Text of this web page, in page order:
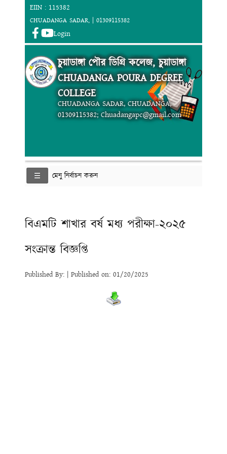
EIIN : 115382
CHUADANGA SADAR, | 01309115382
Login
চুয়াডাঙ্গা পৌর ডিগ্রি কলেজ, চুয়াডাঙ্গা
CHUADANGA POURA DEGREE
COLLEGE
CHUADANGA SADAR, CHUADANGA,
01309115382; Chuadangapc@gmail.com
মেনু নির্বাচন করুন
বিএমটি শাখার বর্ষ মধ্য পরীক্ষা-২০২৫
সংক্রান্ত বিজ্ঞপ্তি
Published By: | Published on: 01/20/2025